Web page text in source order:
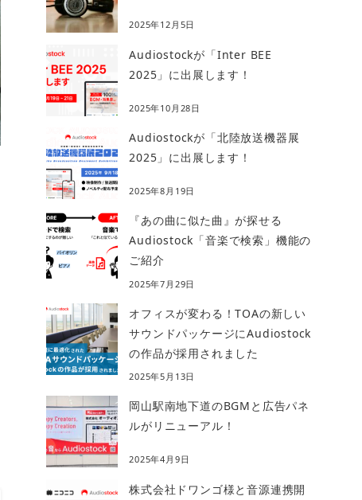
2025年12月5日
Audiostockが「Inter BEE
2025」に出展します！
2025年10月28日
Audiostockが「北陸放送機器展
2025」に出展します！
2025年8月19日
『あの曲に似た曲』が探せる
Audiostock「音楽で検索」機能の
ご紹介
2025年7月29日
オフィスが変わる！TOAの新しい
サウンドパッケージにAudiostock
の作品が採用されました
2025年5月13日
岡山駅南地下道のBGMと広告パネ
ルがリニューアル！
2025年4月9日
株式会社ドワンゴ様と音源連携開